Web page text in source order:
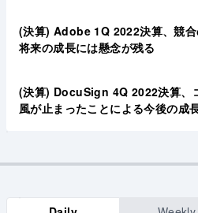
(決算) Adobe 1Q 2022決算、競
将来の成長には懸念が残る
(決算) DocuSign 4Q 2022決算、
風が止まったことによる今後の成